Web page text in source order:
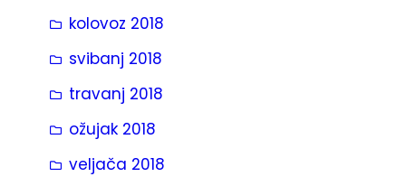
kolovoz 2018
svibanj 2018
travanj 2018
ožujak 2018
veljača 2018